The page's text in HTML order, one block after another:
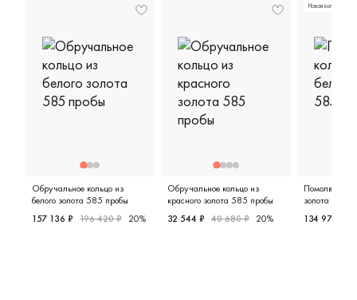
Обручальное кольцо из
белого золота 585 пробы
157 136 ₽ 196 420 ₽ 20%
Обручальное кольцо из
красного золота 585 пробы
32 544 ₽ 40 680 ₽ 20%
Новая коллекция
Помолвочное
золота 585
134 978 ₽